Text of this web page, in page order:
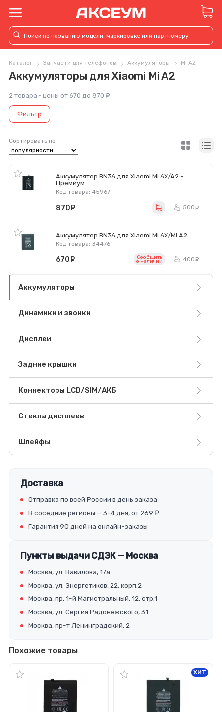
Каталог Запчасти для телефонов Аккумуляторы Mi A2
Аккумуляторы для Xiaomi Mi A2
2 товара · цены от 670 до 870 ₽
Фильтр
Сортировать по
Аккумулятор BN36 для Xiaomi Mi 6X/A2 -
Премиум
Код товара: 45967
870 500
Аккумулятор BN36 для Xiaomi Mi 6X/Mi A2
Код товара: 34476
670 Сообщить
o наличии 400
Аккумуляторы
Динамики и звонки
Дисплеи
Задние крышки
Коннекторы LCD/SIM/АКБ
Стекла дисплеев
Шлейфы
Доставка
Отправка по всей России в день заказа
В соседние регионы — 3–4 дня, от 269 ₽
Гарантия 90 дней на онлайн-заказы
Пункты выдачи СДЭК — Москва
Москва, ул. Вавилова, 17а
Москва, ул. Энергетиков, 22, корп.2
Москва, пр. 1-й Магистральный, 12, стр.1
Москва, ул. Сергия Радонежского, 31
Москва, пр-т Ленинградский, 2
Похожие товары
ХИТ